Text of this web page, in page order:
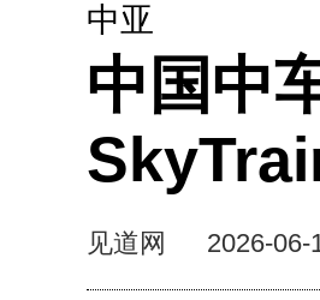
中亚
中国中
见道网 2026-06-